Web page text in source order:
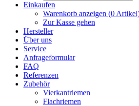
Einkaufen
Warenkorb anzeigen (0
Zur Kasse gehen
Hersteller
Über uns
Service
Anfrageformular
FAQ
Referenzen
Zubehör
Vierkantriemen
Flachriemen